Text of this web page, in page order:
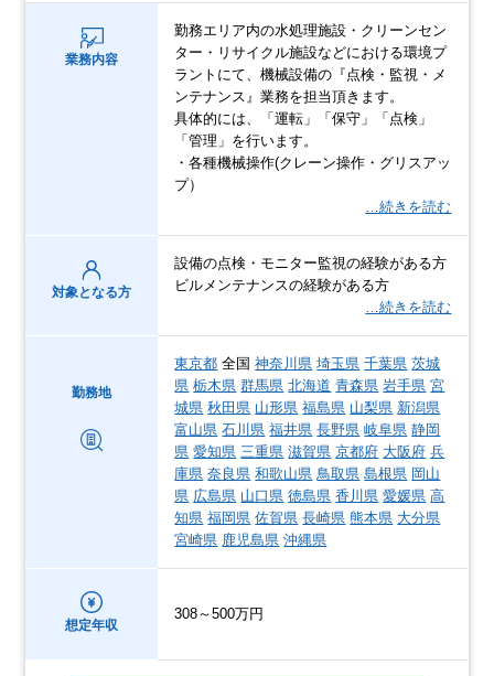
業務内容
勤務エリア内の水処理施設・クリーンセン
ター・リサイクル施設などにおける環境プ
ラントにて、機械設備の『点検・監視・メ
ンテナンス』業務を担当頂きます。
具体的には、「運転」「保守」「点検」
「管理」を行います。
・各種機械操作(クレーン操作・グリスアッ
プ）
…続きを読む
対象となる方
設備の点検・モニター監視の経験がある方
ビルメンテナンスの経験がある方
…続きを読む
勤務地
東京都 全国神奈川県 埼玉県 千葉県 茨城
県 栃木県 群馬県 北海道 青森県 岩手県 宮
城県 秋田県 山形県 福島県 山梨県 新潟県
富山県 石川県 福井県 長野県 岐阜県 静岡
県 愛知県 三重県 滋賀県 京都府 大阪府 兵
庫県 奈良県 和歌山県 鳥取県 島根県 岡山
県 広島県 山口県 徳島県 香川県 愛媛県 高
知県 福岡県 佐賀県 長崎県 熊本県 大分県
宮崎県 鹿児島県 沖縄県
想定年収
308～500万円